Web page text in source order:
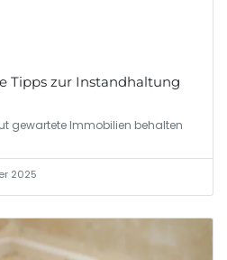
Tipps zur Instandhaltung
gewartete Immobilien behalten
2025